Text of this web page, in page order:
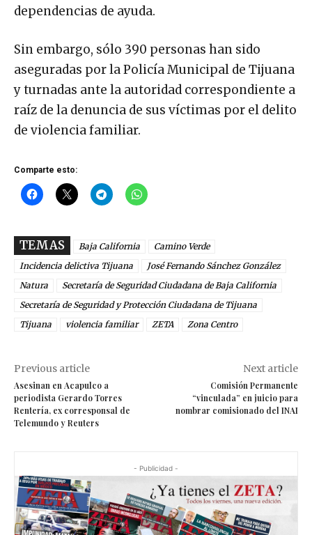
dependencias de ayuda.
Sin embargo, sólo 390 personas han sido
aseguradas por la Policía Municipal de Tijuana
y turnadas ante la autoridad correspondiente a
raíz de la denuncia de sus víctimas por el delito
de violencia familiar.
Comparte esto:
TEMAS Baja California
Camino Verde
Incidencia delictiva Tijuana
José Fernando Sánchez González
Natura
Secretaría de Seguridad Ciudadana de Baja California
Secretaría de Seguridad y Protección Ciudadana de Tijuana
Tijuana
violencia familiar ZETA Zona Centro
Previous article
Asesinan en Acapulco a
periodista Gerardo Torres
Rentería, ex corresponsal de
Telemundo y Reuters
Next article
Comisión Permanente
“vinculada” en juicio para
nombrar comisionado del INAI
- Publicidad -